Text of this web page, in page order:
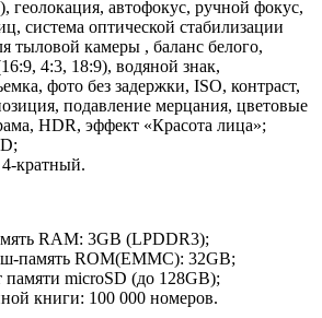
геолокация, автофокус, ручной фокус,
система оптической стабилизации
тыловой камеры , баланс белого,
4:3, 18:9), водяной знак,
фото без задержки, ISO, контраст,
подавление мерцания, цветовые
HDR, эффект «Красота лица»;
кратный.
RAM: 3GB (LPDDR3);
память ROM(EMMC): 32GB;
памяти microSD (до 128GB);
книги: 100 000 номеров.